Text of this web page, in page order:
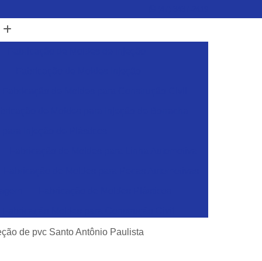
Ferramentas para Injeção de Plásticos
de pvc Santo Antônio Paulista